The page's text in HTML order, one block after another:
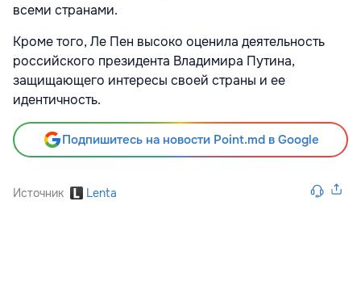
всеми странами.
Кроме того, Ле Пен высоко оценила деятельность
российского президента Владимира Путина,
защищающего интересы своей страны и ее
идентичность.
Подпишитесь на новости Point.md в Google
Источник Lenta